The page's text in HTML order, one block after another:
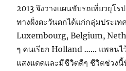
2013 จึงวางแผนขับรถเที่ยวยุโร
ทางฝั่งตะวันตกได้แก่กลุ่มประเ
Luxembourg, Belgium,
ๆ คนเรียก Holland …… แพลนไ
แสงแดดและมีชีวิตดีๆ ชีวิตช่วงนี้